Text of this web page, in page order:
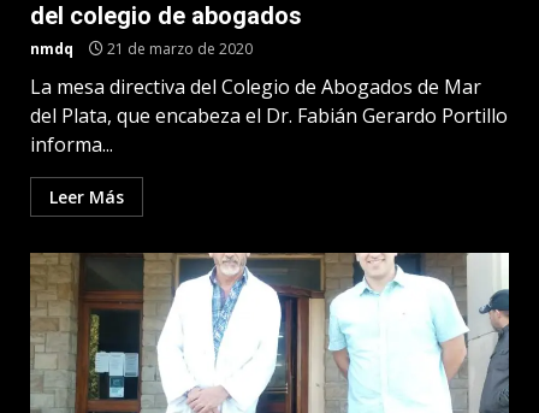
del colegio de abogados
nmdq 21 de marzo de 2020
La mesa directiva del Colegio de Abogados de Mar
del Plata, que encabeza el Dr. Fabián Gerardo Portillo
informa...
Leer Más